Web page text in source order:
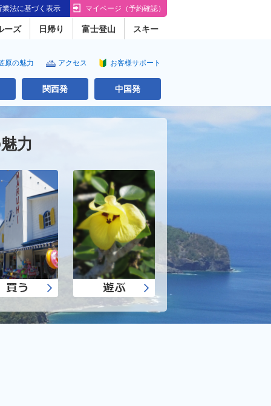
業法に基づく表示 マイページ（予約確認）
ーズ 日帰り 富士登山 スキー
原の魅力 アクセス お客様サポート
関西発 中国発
力